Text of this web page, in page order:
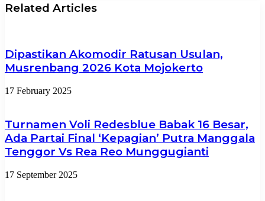
Related Articles
Dipastikan Akomodir Ratusan Usulan,
Musrenbang 2026 Kota Mojokerto
17 February 2025
Turnamen Voli Redesblue Babak 16 Besar,
Ada Partai Final ‘Kepagian’ Putra Manggala
Tenggor Vs Rea Reo Munggugianti
17 September 2025